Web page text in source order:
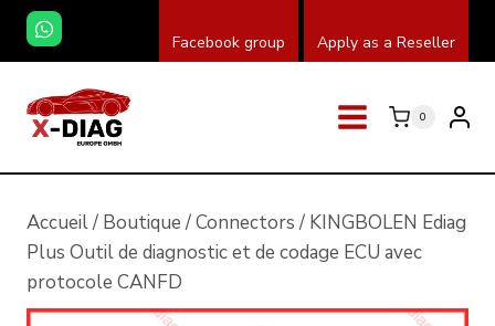
Skip
content
Facebook group Apply as a Reseller
0
Accueil/ Boutique /Connectors / KINGBOLEN Ediag
Plus Outil de diagnostic et de codage ECU avec
protocole CANFD